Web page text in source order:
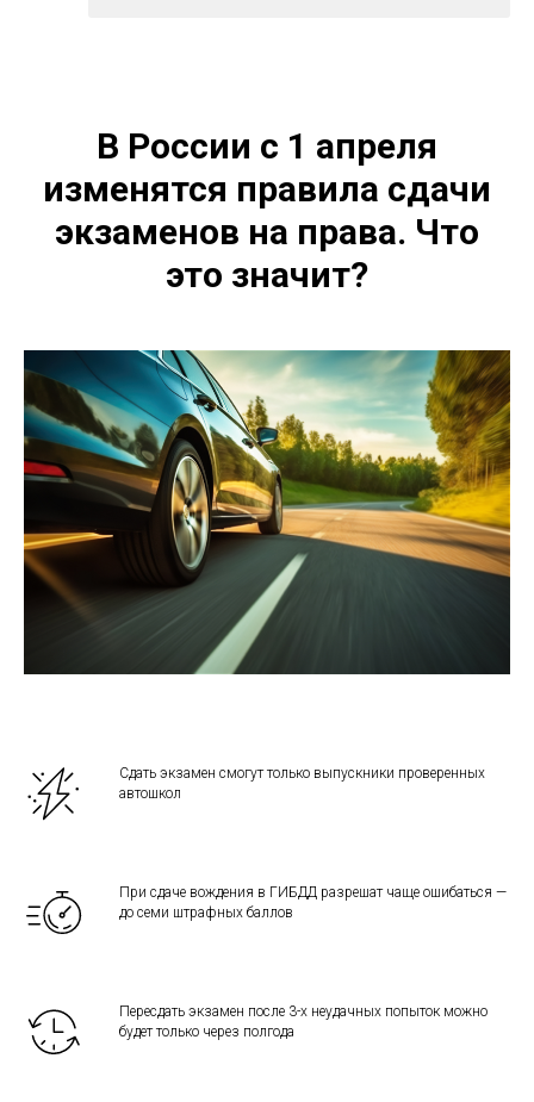
В России с 1 апреля
изменятся правила сдачи
экзаменов на права. Что
это значит?
Сдать экзамен смогут только выпускники проверенных
автошкол
При сдаче вождения в ГИБДД разрешат чаще ошибаться —
до семи штрафных баллов
Пересдать экзамен после 3-х неудачных попыток можно
будет только через полгода